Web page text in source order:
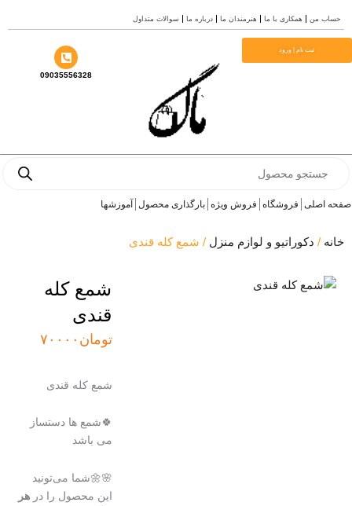
همکاری با ما هنرمندان ما درباره ما سوالات متداول
ثبت نام | ورود
09035556328
فروشگاه فروش ویژه بارگذاری محصول آموزشها
دکوراتیو و لوازم منزل/ شمع كله قندى
شمع كله
قندى
تومان۷۰۰۰۰
شمع كله قندى
🍀شمع ها دستساز
می باشد
🌸🌼شما می‌تونید
این محصول را در هر